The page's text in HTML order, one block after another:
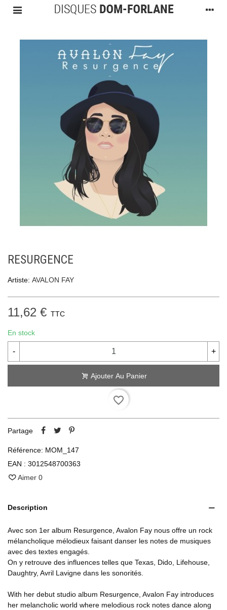
RESURGENCE
Artiste: AVALON FAY
11,62 € TTC
En stock
- +
Ajouter Au Panier
favorite_border
Partage
Référence: MOM_147
EAN : 3012548700363
Aimer 0
Description
Avec son 1er album Resurgence, Avalon Fay nous offre un rock
mélancholique mélodieux faisant danser les notes de musiques
avec des textes engagés.
On y retrouve des influences telles que Texas, Dido, Lifehouse,
Daughtry, Avril Lavigne dans les sonorités.
With her debut studio album Resurgence, Avalon Fay introduces
her melancholic world where melodious rock notes dance along